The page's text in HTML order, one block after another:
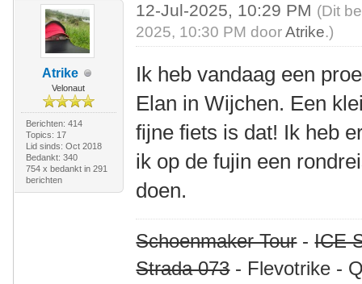
Atrike
Velonaut
Berichten: 414
Topics: 17
Lid sinds: Oct 2018
Bedankt: 340
754 x bedankt in 291
berichten
12-Jul-2025, 10:29 PM (Dit
2025, 10:30 PM doorAtrike.)
Ik heb vandaag een
Elan in Wijchen. Een
fijne fiets is dat! Ik heb
ik op de fujin een
doen.
Schoenmaker Tour-ICE
Strada 073- Flevotrike -